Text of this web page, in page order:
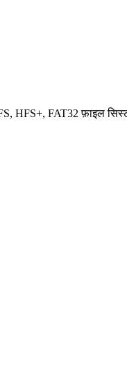
HFS+, FAT32 फ़ाइल